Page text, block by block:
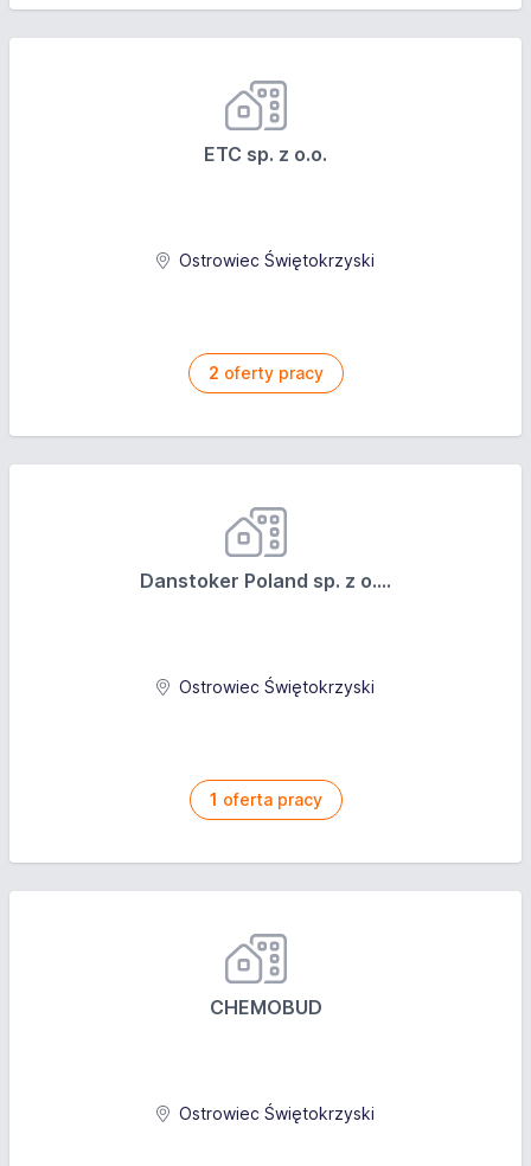
ETC sp. z o.o.
Ostrowiec Świętokrzyski
2 oferty pracy
Danstoker Poland sp. z o....
Ostrowiec Świętokrzyski
1 oferta pracy
CHEMOBUD
Ostrowiec Świętokrzyski